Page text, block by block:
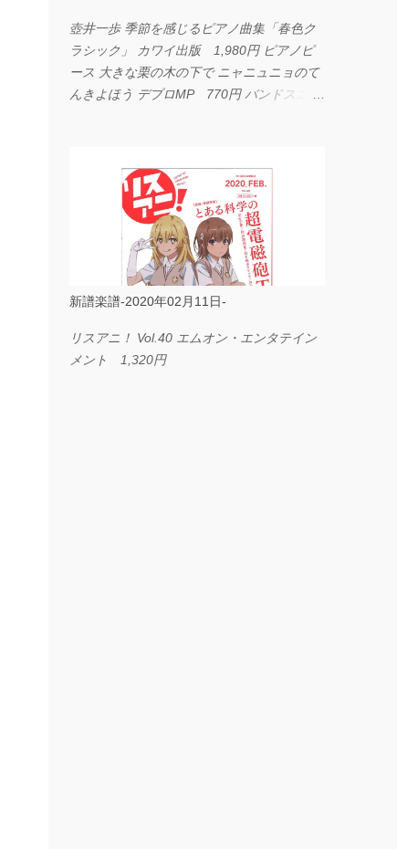
壺井一歩 季節を感じるピアノ曲集「春色ク
ラシック」 カワイ出版 1,980円 ピアノピ
ース 大きな栗の木の下で ニャニュニョのて
んきよほう デプロMP 770円 バンドスコア
ス I LOVE．．． Official髭男dism やさしく
弾ける ピアノピース フェアリー 660円
BP2225 Kingdom of the Heavens 春畑道哉
バンドピース フェアリー 825円
新譜楽譜-2020年02月11日-
リスアニ！ Vol.40 エムオン・エンタテイン
メント 1,320円